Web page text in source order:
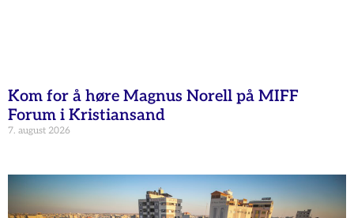
Kom for å høre Magnus Norell på MIFF
Forum i Kristiansand
7. august 2026